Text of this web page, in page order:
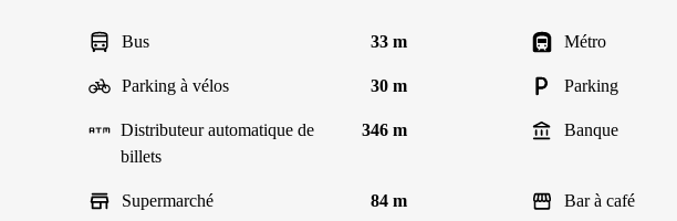
Bus 33 m Métro
Parking à vélos 30 m Parking
Distributeur automatique de
billets
346 m Banque
Supermarché 84 m Bar à café